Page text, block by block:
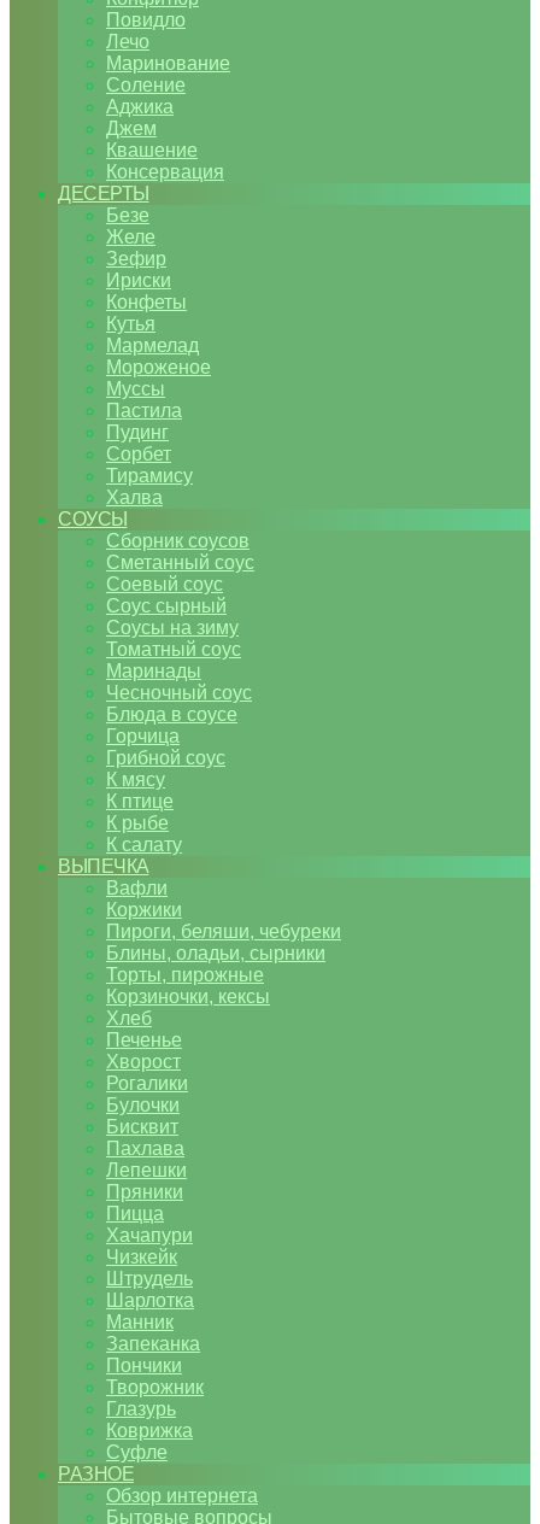
Повидло
Лечо
Маринование
Соление
Аджика
Джем
Квашение
Консервация
ДЕСЕРТЫ
Безе
Желе
Зефир
Ириски
Конфеты
Кутья
Мармелад
Мороженое
Муссы
Пастила
Пудинг
Сорбет
Тирамису
Халва
СОУСЫ
Сборник соусов
Сметанный соус
Соевый соус
Соус сырный
Соусы на зиму
Томатный соус
Маринады
Чесночный соус
Блюда в соусе
Горчица
Грибной соус
К мясу
К птице
К рыбе
К салату
ВЫПЕЧКА
Вафли
Коржики
Пироги, беляши, чебуреки
Блины, оладьи, сырники
Торты, пирожные
Корзиночки, кексы
Хлеб
Печенье
Хворост
Рогалики
Булочки
Бисквит
Пахлава
Лепешки
Пряники
Пицца
Хачапури
Чизкейк
Штрудель
Шарлотка
Манник
Запеканка
Пончики
Творожник
Глазурь
Коврижка
Суфле
РАЗНОЕ
Обзор интернета
Бытовые вопросы